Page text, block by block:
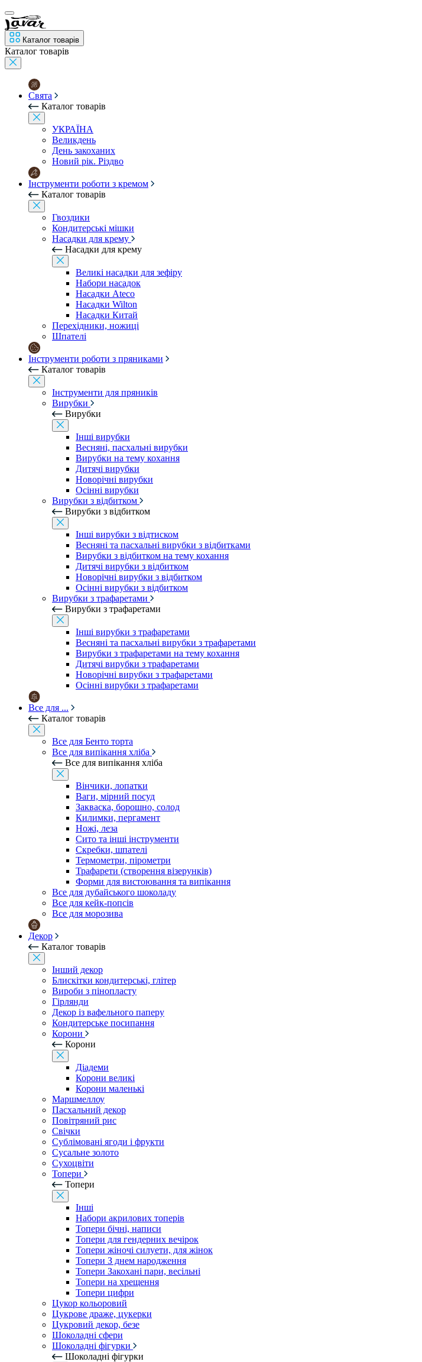
Каталог товарів
Каталог товарів
Свята
Каталог товарів
УКРАЇНА
Великдень
День закоханих
Новий рік. Різдво
Інструменти роботи з кремом
Каталог товарів
Гвоздики
Кондитерські мішки
Насадки для крему
Насадки для крему
Великі насадки для зефіру
Набори насадок
Насадки Ateco
Насадки Wilton
Насадки Китай
Перехідники, ножиці
Шпателі
Інструменти роботи з пряниками
Каталог товарів
Інструменти для пряників
Вирубки
Вирубки
Інші вирубки
Весняні, пасхальні вирубки
Вирубки на тему кохання
Дитячі вирубки
Новорічні вирубки
Осінні вирубки
Вирубки з відбитком
Вирубки з відбитком
Інші вирубки з відтиском
Весняні та пасхальні вирубки з відбитками
Вирубки з відбитком на тему кохання
Дитячі вирубки з відбитком
Новорічні вирубки з відбитком
Осінні вирубки з відбитком
Вирубки з трафаретами
Вирубки з трафаретами
Інші вирубки з трафаретами
Весняні та пасхальні вирубки з трафаретами
Вирубки з трафаретами на тему кохання
Дитячі вирубки з трафаретами
Новорічні вирубки з трафаретами
Осінні вирубки з трафаретами
Все для ...
Каталог товарів
Все для Бенто торта
Все для випікання хліба
Все для випікання хліба
Вінчики, лопатки
Ваги, мірний посуд
Закваска, борошно, солод
Килимки, пергамент
Ножі, леза
Сито та інші інструменти
Скребки, шпателі
Термометри, пірометри
Трафарети (створення візерунків)
Форми для вистоювання та випікання
Все для дубайського шоколаду
Все для кейк-попсів
Все для морозива
Декор
Каталог товарів
Інший декор
Блискітки кондитерські, глітер
Вироби з пінопласту
Гірлянди
Декор із вафельного паперу
Кондитерське посипання
Корони
Корони
Діадеми
Корони великі
Корони маленькі
Маршмеллоу
Пасхальний декор
Повітряний рис
Свічки
Сублімовані ягоди і фрукти
Сусальне золото
Сухоцвіти
Топери
Топери
Інші
Набори акрилових топерів
Топери бічні, написи
Топери для гендерних вечірок
Топери жіночі силуети, для жінок
Топери З днем ​​народження
Топери Закохані пари, весільні
Топери на хрещення
Топери цифри
Цукор кольоровий
Цукрове драже, цукерки
Цукровий декор, безе
Шоколадні сфери
Шоколадні фігурки
Шоколадні фігурки